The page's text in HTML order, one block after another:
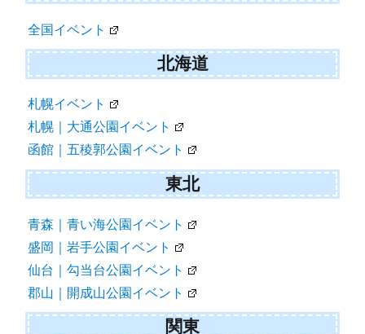
全国イベント
北海道
札幌イベント
札幌｜大通公園イベント
函館｜五稜郭公園イベント
東北
青森｜青い海公園イベント
盛岡｜岩手公園イベント
仙台｜勾当台公園イベント
郡山｜開成山公園イベント
関東